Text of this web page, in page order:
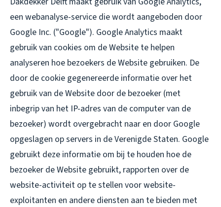
een webanalyse-service die wordt aangeboden door
Google Inc. ("Google"). Google Analytics maakt
gebruik van cookies om de Website te helpen
analyseren hoe bezoekers de Website gebruiken. De
door de cookie gegenereerde informatie over het
gebruik van de Website door de bezoeker (met
inbegrip van het IP-adres van de computer van de
bezoeker) wordt overgebracht naar en door Google
opgeslagen op servers in de Verenigde Staten. Google
gebruikt deze informatie om bij te houden hoe de
bezoeker de Website gebruikt, rapporten over de
website-activiteit op te stellen voor website-
exploitanten en andere diensten aan te bieden met